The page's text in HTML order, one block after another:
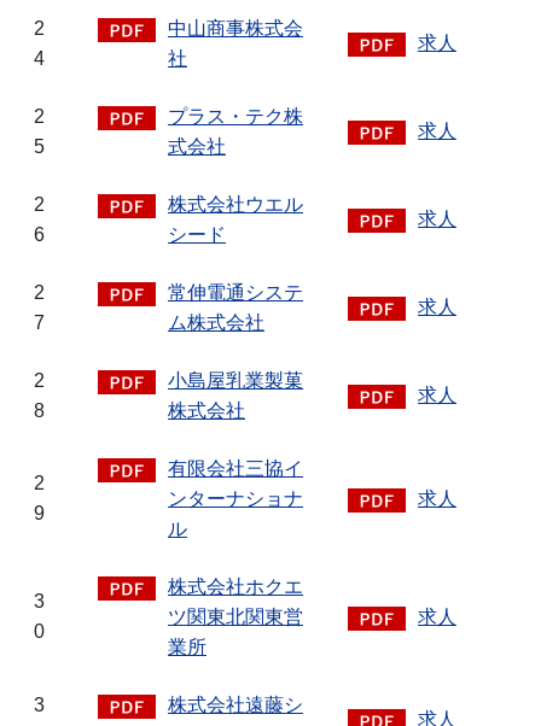
2
4
中山商事株式会
社
求人
2
5
プラス・テク株
式会社
求人
2
6
株式会社ウエル
シード
求人
2
7
常伸電通システ
ム株式会社
求人
2
8
小島屋乳業製菓
株式会社
求人
2
9
有限会社三協イ
ンターナショナ
ル
求人
3
0
株式会社ホクエ
ツ関東北関東営
業所
求人
3
株式会社遠藤シ
求人